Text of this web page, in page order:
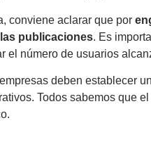
conviene aclarar que por
publicaciones. Es
el número de usuarios
deben establecer
Todos sabemos que el